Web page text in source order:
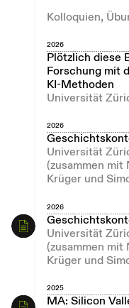
Kolloquien,
2026
Plötzlich diese
Forschung mit
KI-Methoden
Universität
2026
Universität
(zusammen mit
Krüger und
2026
Universität
(zusammen mit
Krüger und
2025
MA: Silicon